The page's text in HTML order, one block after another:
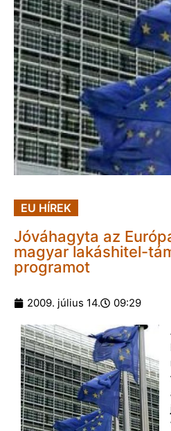
EU HÍREK
Jóváhagyta az
magyar lakáshitel-
programot
2009. július 14. 09:29